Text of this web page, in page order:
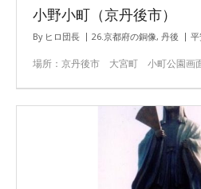
小野小町（京丹後市）
By ヒロ団長 26.京都府の銅像, 丹後
場所：京丹後市 大宮町 小町公園画